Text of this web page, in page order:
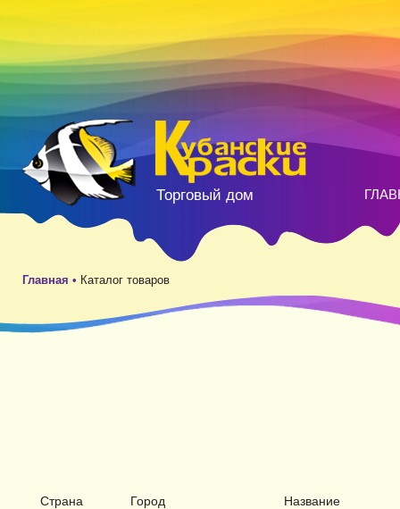
Торговый дом
Главная • Каталог товаров
Страна Город Название